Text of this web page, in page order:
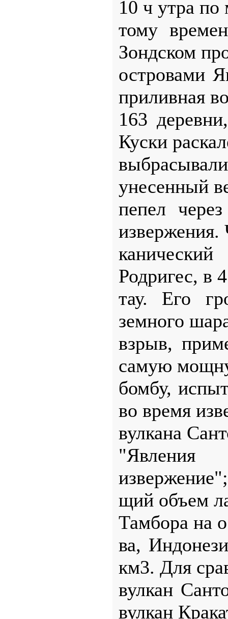
10 ч утра по
тому
Зондском
островами
приливная
163
Куски
унесенный
пепел
извержения.
Родригес, в
тау. Его
земного
взрыв,
самую
бомбу,
во время
вулкана
"Явления
щий объем
Тамбора на
ва,
км3. Для
вулкан
вулкан